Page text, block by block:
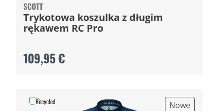
SCOTT
Trykotowa koszulka z długim
rękawem RC Pro
109,95 €
Nowe
Recycled